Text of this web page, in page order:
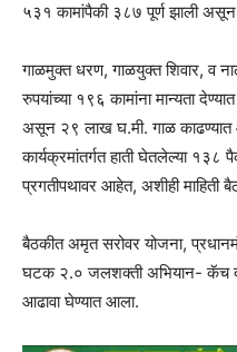
५३१ कामांपैकी ३८७ पूर्ण झाली
गाळमुक्त धरण, गाळयुक्त शिवार, व
रुपयांच्या १९६ कामांना मान्यता
असून २९ लाख घ.मी. गाळ
कार्यक्रमांतर्गत हाती घेतलेल्या
प्रगतीपथावर आहेत, अशीही माहिती
बैठकीत अमृत सरोवर योजना,
घटक २.० जलशक्ती अभियान- कॅच द
आढावा घेण्यात आला.